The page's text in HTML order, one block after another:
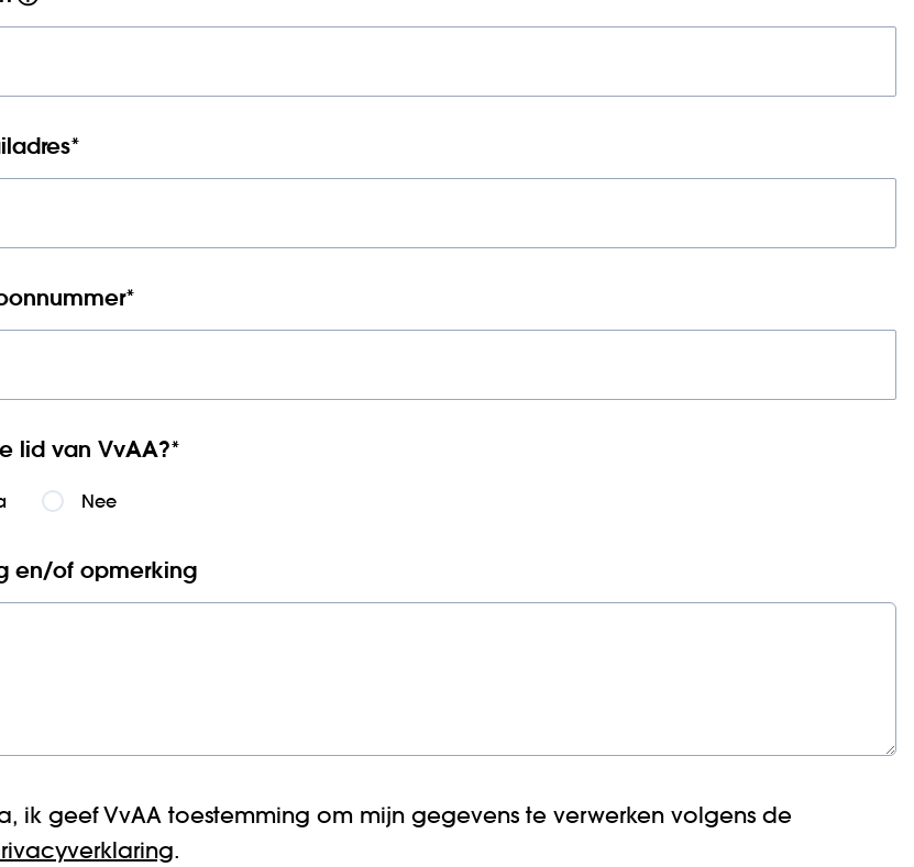
*
*
lid van VvAA?*
Nee
en/of opmerking
ik geef VvAA toestemming om mijn gegevens te verwerken volgens de
.